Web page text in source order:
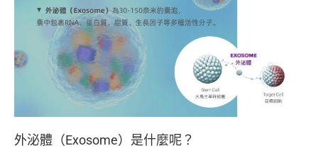
外泌體（Exosome）是什麼呢？